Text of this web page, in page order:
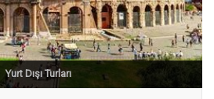
Yurt Dışı Turları